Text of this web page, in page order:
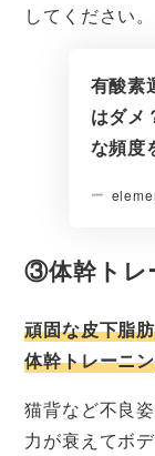
してください。
有酸素
はダメ
な頻度
③体幹トレ
頑固な皮下脂
体幹トレーニ
猫背など不良
力が衰えてボ